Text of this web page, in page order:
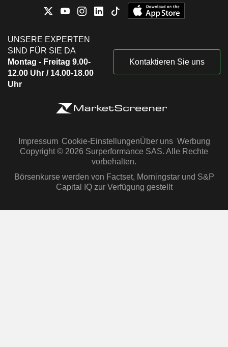
UNSERE EXPERTEN
SIND FÜR SIE DA
Montag - Freitag 9.00-
12.00 Uhr / 14.00-18.00
Uhr
Kontaktieren Sie uns
Impressum Cookie-EinstellungenÜber uns Werbung
Copyright © 2026 Surperformance SAS. Alle Rechte
vorbehalten.
Börsenkurse werden von Factset, Morningstar und S&P
Capital IQ zur Verfügung gestellt